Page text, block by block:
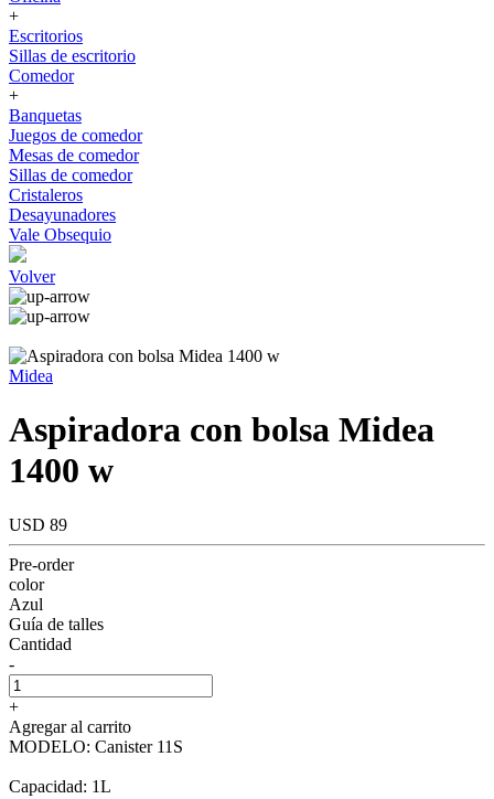
+
Escritorios
Sillas de escritorio
Comedor
+
Banquetas
Juegos de comedor
Mesas de comedor
Sillas de comedor
Cristaleros
Desayunadores
Vale Obsequio
Volver
Midea
Aspiradora con bolsa Midea
1400 w
USD 89
Pre-order
color
Azul
Guía de talles
Cantidad
-
+
Agregar al carrito
MODELO: Canister 11S
Capacidad: 1L